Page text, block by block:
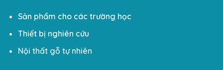
Sản phẩm cho các trường học
Thiết bị nghiên cứu
Nội thất gỗ tự nhiên